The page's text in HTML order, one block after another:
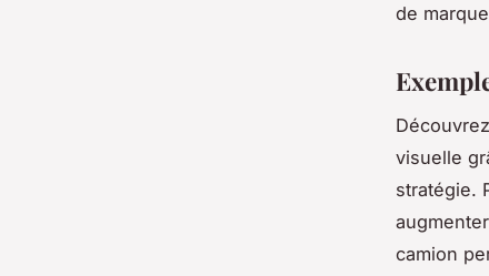
de
visuelle
stratégie.
camion